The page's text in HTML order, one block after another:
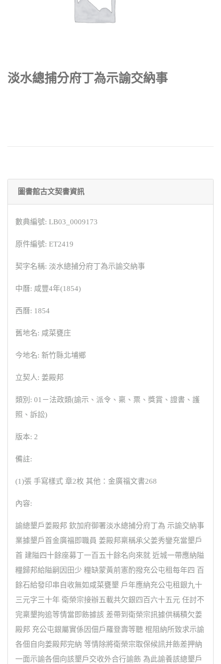
淡水總捕分府丁為示諭交納事
圖書館古文契書資訊
數典編號: LB03_0009173
原件編號: ET2419
契字名稱: 淡水總捕分府丁為示諭交納事
中曆: 咸豐4年(1854)
西曆: 1854
舊地名: 咸菜甕庄
今地名: 新竹縣北埔鄉
立契人: 姜殿邦
類別: 01－法政類(諭示、派令、稟、票、獎賞、證書、護
照、訴訟)
版本: 2
備註:
(1)張 手寫樣式 章2枚 其他：金廣福文書268
內容:
諭總墾戶姜殿邦 欽加府御署淡水總捕分府丁為 示諭交納事
業據墾戶首金廣福即職員 姜殿邦稟稱承父姜秀鑾充當墾戶
首 建隘四十餘座募丁一百五十餘名向來就 近城一帶應納隘
糧歸邦給隘嗣因田少 糧缺蒙黃前憲酌撥充公屯租每年四 百
餘石給發印串自收無如咸菜甕墾 戶年應納充公屯租銀九十
三元字三十年 衛榮宗接辦五載共欠銀四百六十五元 任討不
完稟墾拘追等情當即飭據該 差帶到衛榮宗訊據供稱積欠姜
殿邦 充公屯銀屬實係因佃戶羅登壽等聽 棍阻納所致求示諭
各佃自向姜殿邦完納 等情除將衛榮宗取保候訊并飭差押納
一面示諭各佃向該墾戶交收外合行諭飭 為此諭養該總墾戶